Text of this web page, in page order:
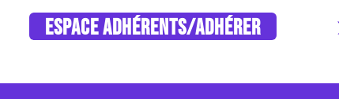
ESPACE ADHÉRENTS/ADHÉRER